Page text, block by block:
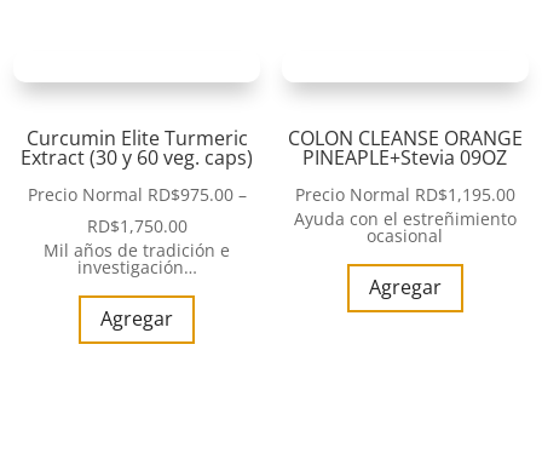
Curcumin Elite Turmeric
Extract (30 y 60 veg. caps)
Precio Normal RD$975.00 –
RD$1,750.00
Mil años de tradición e
investigación…
Agregar
COLON CLEANSE ORANGE
PINEAPLE+Stevia 09OZ
Precio Normal RD$1,195.00
Ayuda con el estreñimiento
ocasional
Agregar